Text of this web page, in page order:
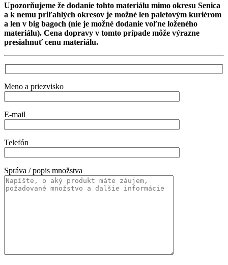
Upozorňujeme že dodanie tohto materiálu mimo okresu Senica
a k nemu priľahlých okresov je možné len paletovým kuriérom
a len v big bagoch (nie je možné dodanie voľne loženého
materiálu). Cena dopravy v tomto prípade môže výrazne
presiahnuť cenu materiálu.
Meno a priezvisko
E-mail
Telefón
Správa / popis množstva